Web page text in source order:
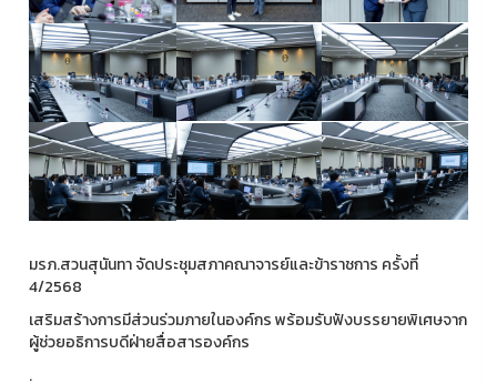
มรภ.สวนสุนันทา จัดประชุมสภาคณาจารย์และข้าราชการ ครั้งที่
4/2568
เสริมสร้างการมีส่วนร่วมภายในองค์กร พร้อมรับฟังบรรยายพิเศษจาก
ผู้ช่วยอธิการบดีฝ่ายสื่อสารองค์กร
.